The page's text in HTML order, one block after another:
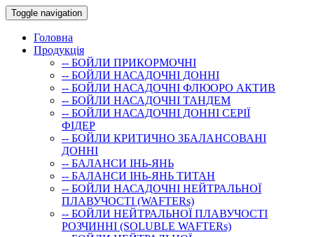
Toggle navigation
Головна
Продукція
-- БОЙЛИ ПРИКОРМОЧНI
-- БОЙЛИ НАСАДОЧНI ДОННI
-- БОЙЛИ НАСАДОЧНІ ФЛЮОРО АКТИВ
-- БОЙЛИ НАСАДОЧНІ ТАНДЕМ
-- БОЙЛИ НАСАДОЧНI ДОННI СЕРIÏ
ФIДЕР
-- БОЙЛИ КРИТИЧНО ЗБАЛАНСОВАНІ
ДОННІ
-- БАЛАНСИ ІНЬ-ЯНЬ
-- БАЛАНСИ ІНЬ-ЯНЬ ТИТАН
-- БОЙЛИ НАСАДОЧНI НЕЙТРАЛЬНОÏ
ПЛАВУЧОСТI (WAFTERs)
-- БОЙЛИ НЕЙТРАЛЬНОЇ ПЛАВУЧОСТІ
РОЗЧИННІ (SOLUBLE WAFTERs)